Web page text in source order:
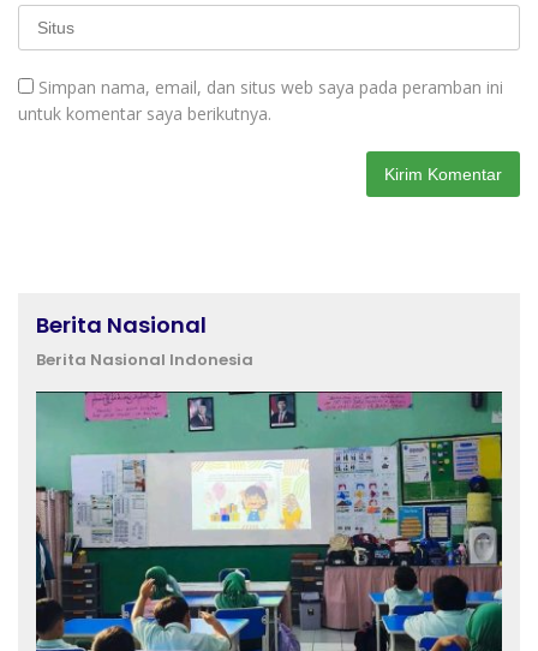
Simpan nama, email, dan situs web saya pada peramban ini
untuk komentar saya berikutnya.
Berita Nasional
Berita Nasional Indonesia